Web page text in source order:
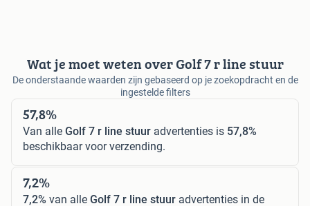
Wat je moet weten over Golf 7 r line stuur
De onderstaande waarden zijn gebaseerd op je zoekopdracht en de
ingestelde filters
57,8%
Van alle Golf 7 r line stuur advertenties is 57,8%
beschikbaar voor verzending.
7,2%
7,2% van alle Golf 7 r line stuur advertenties in de